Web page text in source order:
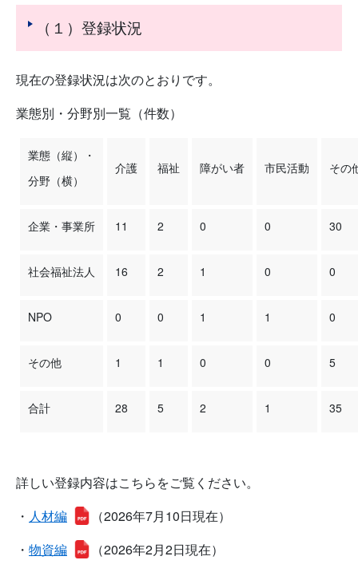
（１）登録状況
現在の登録状況は次のとおりです。
業態別・分野別一覧（件数）
業態（縦）・
分野（横）
介護 福祉 障がい者 市民活動 その
企業・事業所 11 2 0 0 30
社会福祉法人 16 2 1 0 0
NPO 0 0 1 1 0
その他 1 1 0 0 5
合計 28 5 2 1 35
詳しい登録内容はこちらをご覧ください。
・ 人材編
（2026年7月10日現在）
・ 物資編 （2026年2月2日現在）